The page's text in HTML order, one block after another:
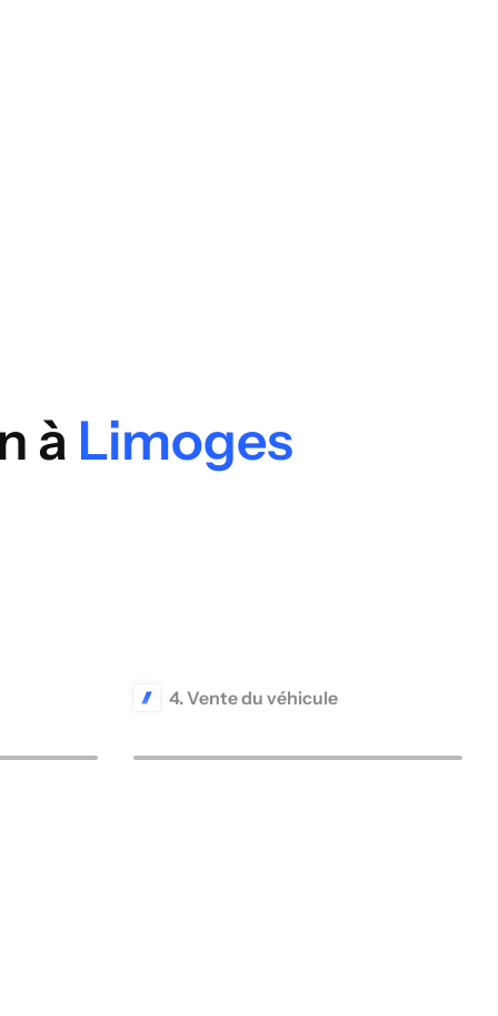
à Limoges
jusqu'à la
4. Vente du véhicule
recevez le paiement de manière